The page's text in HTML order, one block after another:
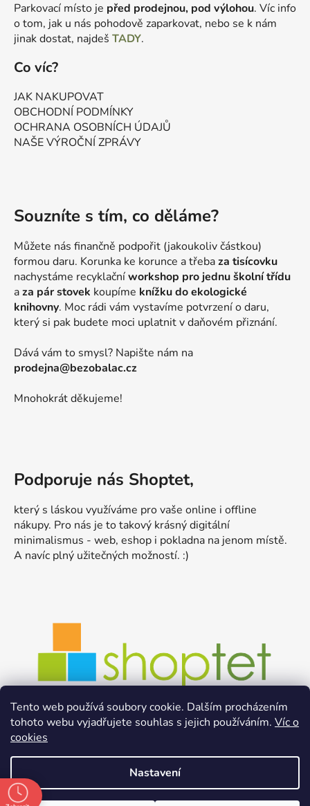
Tento web používá soubory cookie. Dalším procházením
tohoto webu vyjadřujete souhlas s jejich používáním. Víc o
cookies
Nastavení
Parkovací místo je před prodejnou, pod výlohou. Víc info
o tom, jak u nás pohodově zaparkovat, nebo se k nám
jinak dostat, najdeš TADY.
Co víc?
JAK NAKUPOVAT
OBCHODNÍ PODMÍNKY
OCHRANA OSOBNÍCH ÚDAJŮ
NAŠE VÝROČNÍ ZPRÁVY
Souzníte s tím, co děláme?
Můžete nás finančně podpořit (jakoukoliv částkou)
formou daru. Korunka ke korunce a třebaza tisícovku
nachystáme recyklačníworkshop pro jednu školní třídu
aza pár stovek koupíme knížku do ekologické
knihovny. Moc rádi vám vystavíme potvrzení o daru,
který si pak budete moci uplatnit v daňovém přiznání.
Dává vám to smysl? Napište nám na
prodejna@bezobalac.cz
Mnohokrát děkujeme!
Podporuje nás Shoptet,
který s láskou využíváme pro vaše online i offline
nákupy. Pro nás je to takový krásný digitální
minimalismus - web, eshop i pokladna na jenom místě.
A navíc plný užitečných možností. :)